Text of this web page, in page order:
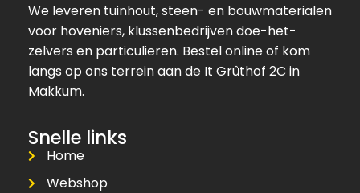
We leveren tuinhout, steen- en bouwmaterialen
voor hoveniers, klussenbedrijven doe-het-
zelvers en particulieren. Bestel online of kom
langs op ons terrein aan de It Grûthof 2C in
Makkum.
Snelle links
Home
Webshop